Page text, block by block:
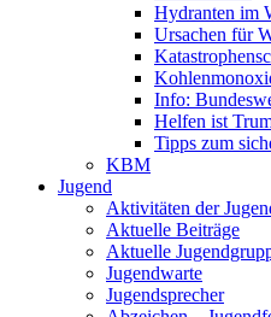
Hydranten im
Ursachen für
Info:
Helfen ist
Tipps zum
KBM
Jugend
Aktivitäten der
Aktuelle Beiträge
Aktuelle
Jugendwarte
Jugendsprecher